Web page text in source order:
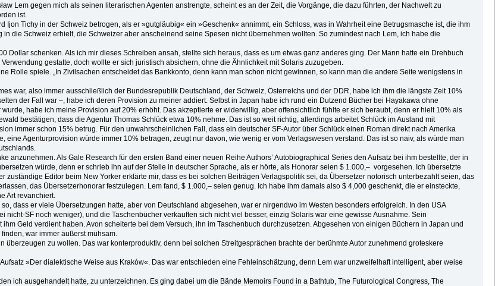
Lem gegen mich als seinen literarischen Agenten anstrengte, scheint es an der Zeit, die Vorgänge, die dazu führten, der Nachwelt zu
ist.
Tichy in der Schweiz betrogen, als er »gutgläubig« ein »Geschenk« annimmt, ein Schloss, was in Wahrheit eine Betrugsmasche ist, die ihm
die Schweiz erhielt, die Schweizer aber anscheinend seine Spesen nicht übernehmen wollten. So zumindest nach Lem, ich habe die
schenken. Als ich mir dieses Schreiben ansah, stellte sich heraus, dass es um etwas ganz anderes ging. Der Mann hatte ein Drehbuch
gestatte, doch wollte er sich juristisch absichern, ohne die Ähnlichkeit mit Solaris zuzugeben.
Rolle spiele. „In Zivilsachen entscheidet das Bankkonto, denn kann man schon nicht gewinnen, so kann man die andere Seite wenigstens in
war, also immer ausschließlich der Bundesrepublik Deutschland, der Schweiz, Österreichs und der DDR, habe ich ihm die längste Zeit 10%
der Fall war –, habe ich deren Provision zu meiner addiert. Selbst in Japan habe ich rund ein Dutzend Bücher bei Hayakawa ohne
habe ich meine Provision auf 20% erhöht. Das akzeptierte er widerwillig, aber offensichtlich fühlte er sich beraubt, denn er hielt 10% als
bestätigen, dass die Agentur Thomas Schlück etwa 10% nehme. Das ist so weit richtig, allerdings arbeitet Schlück im Ausland mit
immer schon 15% betrug. Für den unwahrscheinlichen Fall, dass ein deutscher SF-Autor über Schlück einen Roman direkt nach Amerika
Agenturprovision würde immer 10% betragen, zeugt nur davon, wie wenig er vom Verlagswesen verstand. Das ist so naiv, als würde man
anzunehmen. Als Gale Research für den ersten Band einer neuen Reihe Authors’ Autobiographical Series den Aufsatz bei ihm bestellte, der in
würde, denn er schrieb ihn auf der Stelle in deutscher Sprache, als er hörte, als Honorar seien $ 1.000,– vorgesehen. Ich übersetzte
zuständige Editor beim New Yorker erklärte mir, dass es bei solchen Beiträgen Verlagspolitik sei, da Übersetzer notorisch unterbezahlt seien, das
das Übersetzerhonorar festzulegen. Lem fand, $ 1.000,– seien genug. Ich habe ihm damals also $ 4,000 geschenkt, die er einsteckte,
Art revanchiert.
dass er viele Übersetzungen hatte, aber von Deutschland abgesehen, war er nirgendwo im Westen besonders erfolgreich. In den USA
SF noch weniger), und die Taschenbücher verkauften sich nicht viel besser, einzig Solaris war eine gewisse Ausnahme. Sein
Geld verdient haben. Avon scheiterte bei dem Versuch, ihn im Taschenbuch durchzusetzen. Abgesehen von einigen Büchern in Japan und
war immer äußerst mühsam.
zu wollen. Das war konterproduktiv, denn bei solchen Streitgesprächen brachte der berühmte Autor zunehmend groteskere
»Der dialektische Weise aus Kraków«. Das war entschieden eine Fehleinschätzung, denn Lem war unzweifelhaft intelligent, aber weise
ich ausgehandelt hatte, zu unterzeichnen. Es ging dabei um die Bände Memoirs Found in a Bathtub, The Futurological Congress, The